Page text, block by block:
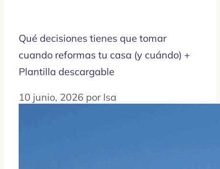
Qué decisiones tienes que tomar
cuando reformas tu casa (y cuándo) +
Plantilla descargable
10 junio, 2026 por Isa